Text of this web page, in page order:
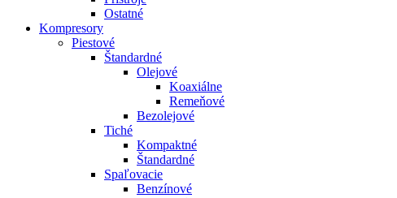
Ostatné
Kompresory
Piestové
Štandardné
Olejové
Koaxiálne
Remeňové
Bezolejové
Tiché
Kompaktné
Štandardné
Spaľovacie
Benzínové